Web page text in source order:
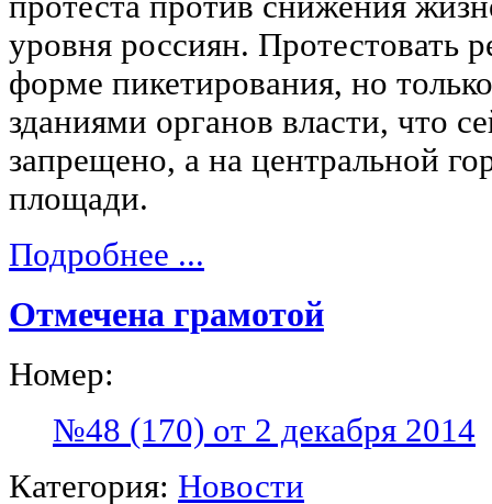
уровня россиян. Протестовать
форме пикетирования, но
зданиями органов власти, что
запрещено, а на центральной
площади.
Подробнее ...
Отмечена грамотой
Номер:
№48 (170) от 2 декабря 2014
Категория: Новости